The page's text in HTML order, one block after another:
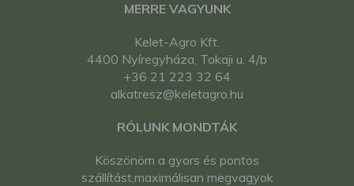
MERRE VAGYUNK
Kelet-Agro Kft.
4400 Nyíregyháza, Tokaji u. 4/b
+36 21 223 32 64
alkatresz@keletagro.hu
RÓLUNK MONDTÁK
Köszönöm a gyors és pontos
szállítást,maximálisan megvagyok